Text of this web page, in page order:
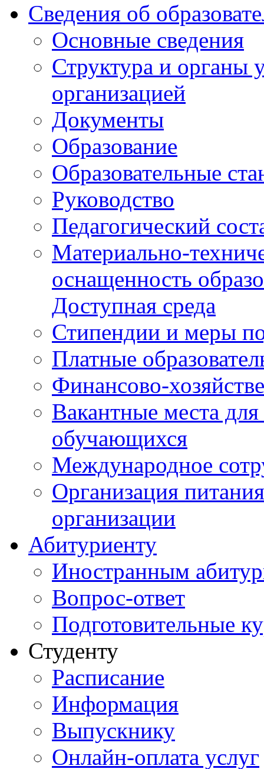
Сведения об
Основные сведения
Структура и органы
организацией
Документы
Образование
Образовательные
Руководство
Педагогический
Материально-
оснащенность
Доступная среда
Стипендии и меры
Платные
Финансово-
Вакантные места
обучающихся
Международное
Организация
организации
Абитуриенту
Иностранным
Вопрос-ответ
Подготовительные
Студенту
Расписание
Информация
Выпускнику
Онлайн-оплата услуг